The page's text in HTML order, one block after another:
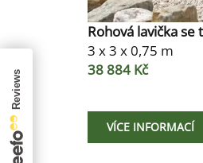
Rohová lavička
3 x 3 x 0,75 m
38 884 Kč
VÍCE INFORMACÍ